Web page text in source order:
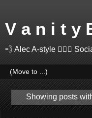
V a n i t y
💨 Alec A-style 🤽🏻‍♂️
Showing posts